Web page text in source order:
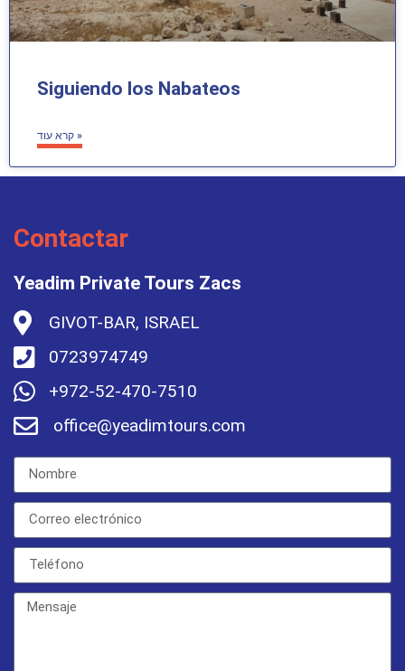
Siguiendo los Nabateos
קרא עוד »
Contactar
Yeadim Private Tours Zacs
GIVOT-BAR, ISRAEL
0723974749
+972-52-470-7510
office@yeadimtours.com